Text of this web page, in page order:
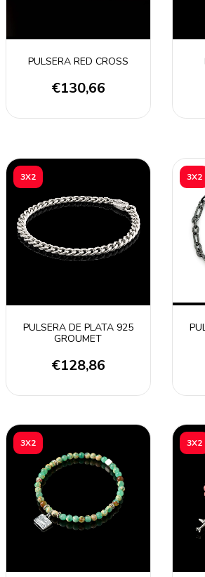
PULSERA RED CROSS
€130,66
3X2
PULSERA DE PLATA 925
GROUMET
€128,86
3X2
3X2 3X2